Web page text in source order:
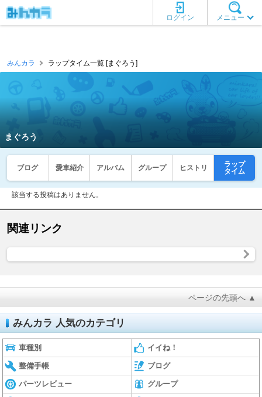
メニュー
ログイン
みんカラ ラップタイム一覧 [まぐろう]
まぐろう
ブログ 愛車紹介 アルバム グループ ヒストリ
ラップ
タイム
該当する投稿はありません。
関連リンク
ページの先頭へ ▲
みんカラ 人気のカテゴリ
車種別 イイね！
整備手帳 ブログ
パーツレビュー グループ